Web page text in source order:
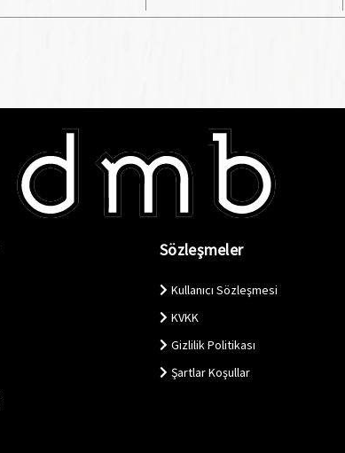
Sözleşmeler
Kullanıcı Sözleşmesi
KVKK
Gizlilik Politikası
Şartlar Koşullar